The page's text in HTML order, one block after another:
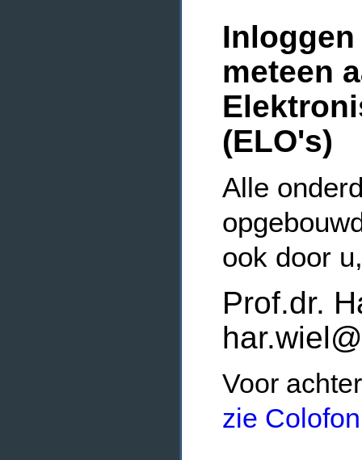
meteen
(ELO's)
Alle
ook door
Prof.dr.
Voor
zie Colofon